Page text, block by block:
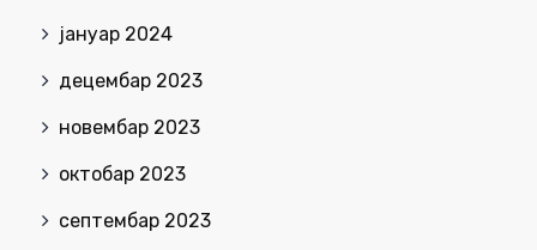
јануар 2024
децембар 2023
новембар 2023
октобар 2023
септембар 2023